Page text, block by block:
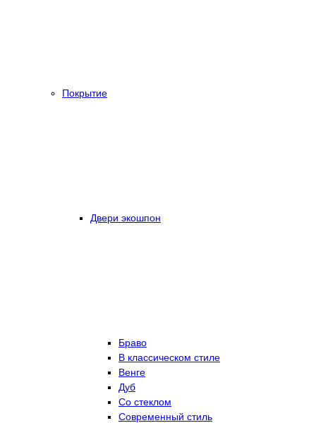
Покрытие
Двери экошпон
Браво
В классическом стиле
Венге
Дуб
Со стеклом
Современный стиль